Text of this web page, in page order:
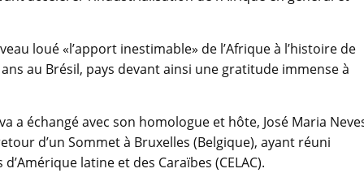
loué «l’apport inestimable» de l’Afrique à l’histoire de
au Brésil, pays devant ainsi une gratitude immense à
a échangé avec son homologue et hôte, José Maria
d’un Sommet à Bruxelles (Belgique), ayant réuni
latine et des Caraïbes (CELAC).